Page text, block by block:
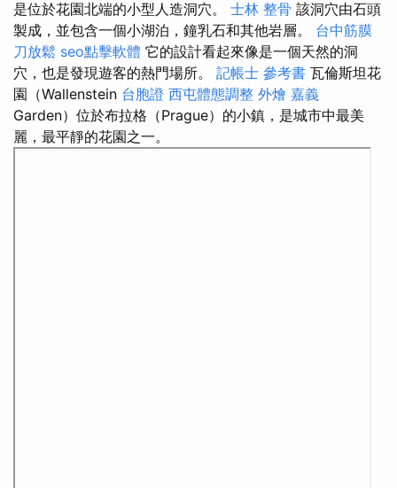
是位於花園北端的小型人造洞穴。 士林 整骨 該洞穴由石頭
製成，並包含一個小湖泊，鐘乳石和其他岩層。 台中筋膜
刀放鬆 seo點擊軟體 它的設計看起來像是一個天然的洞
穴，也是發現遊客的熱門場所。 記帳士 參考書 瓦倫斯坦花
園（Wallenstein 台胞證 西屯體態調整 外燴 嘉義
Garden）位於布拉格（Prague）的小鎮，是城市中最美
麗，最平靜的花園之一。